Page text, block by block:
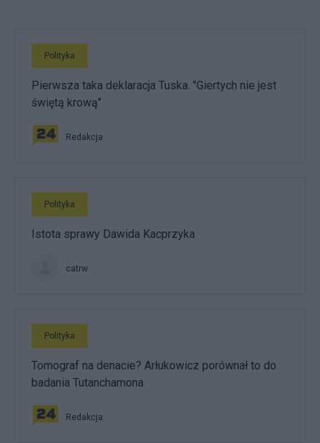
Polityka
Pierwsza taka deklaracja Tuska. "Giertych nie jest
świętą krową"
Redakcja
Polityka
Istota sprawy Dawida Kacprzyka
catrw
Polityka
Tomograf na denacie? Arłukowicz porównał to do
badania Tutanchamona
Redakcja